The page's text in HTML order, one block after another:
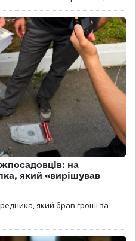
на
який «вирішував
який брав гроші за